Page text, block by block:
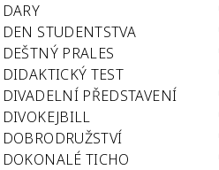
DARY
DEN STUDENTSTVA
DEŠTNÝ PRALES
DIDAKTICKÝ TEST
DIVADELNÍ PŘEDSTAVENÍ
DIVOKEJBILL
DOBRODRUŽSTVÍ
DOKONALÉ TICHO